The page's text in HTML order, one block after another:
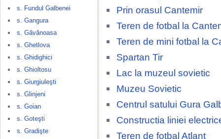
s. Fundul Galbenei
s. Gangura
s. Găvănoasa
s. Ghetlova
s. Ghidighici
s. Ghioltosu
s. Giurgiuleşti
s. Glinjeni
s. Goian
s. Goteşti
s. Gradişte
Prin orasul Cantemir
Teren de fotbal la
Teren de mini fotbal la
Spartan Tir
Lac la muzeul sovietic
Muzeu Sovietic
Centrul satului Gura
Constructia liniei
Teren de fotbal Atlant